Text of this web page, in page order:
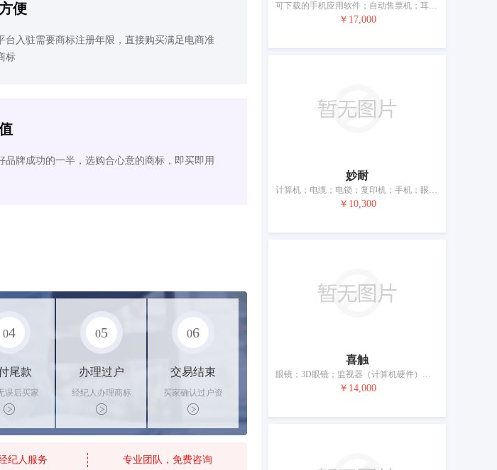
便
台入驻需要商标注册年限，直接购买满足电商准
标
品牌成功的一半，选购合心意的商标，即买即用
04
尾款
误后买家
款，卖家
相关手续
05
办理过户
经纪人办理商标
转让手续，交付
相关证书
06
交易结束
买家确认过户资
料后，平台解冻
资金支付卖家
纪人服务 专业团队，免费咨询
可下载的手机应用软件；自动售票机；耳机；学习机；视听教学仪器；具有人工智能的人形机器人；带有图书的电子发声装置；全球定位系统（GPS）设备；手机；液晶显示屏
￥17,000
妙耐
计算机；电缆；电锁；复印机；手机；眼镜；自动广告机；护目镜；电池；配电箱
￥10,300
喜触
眼镜；3D眼镜；监视器（计算机硬件）；音频和视频设备操作控制用计算机软件；可下载的手机应用软件；全球定位系统（GPS）设备；智能手机；头戴式视频显示器；移动电源（可充电电池）
￥14,000